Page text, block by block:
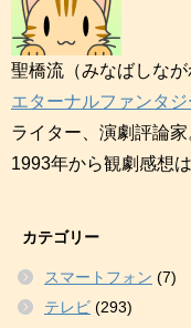
聖橋流（みなばしなが
エターナルファンタジ
ライター、演劇評論家
1993年から観劇感想
カテゴリー
スマートフォン (7)
テレビ (293)